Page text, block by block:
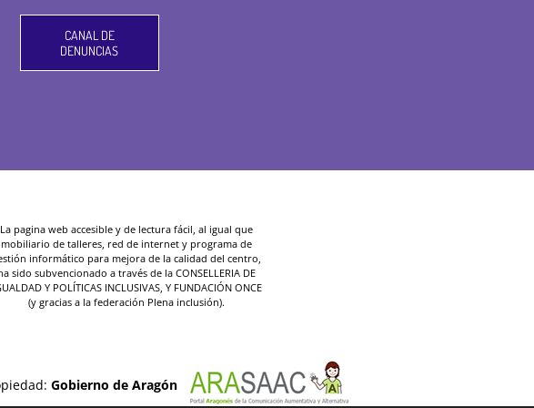
CANAL DE
DENUNCIAS
La pagina web accesible y de lectura fácil, al igual que
mobiliario de talleres, red de internet y programa de
informático para mejora de la calidad del centro,
sido subvencionado a través de la CONSELLERIA DE
Y POLÍTICAS INCLUSIVAS, Y FUNDACIÓN ONCE
(y gracias a la federación Plena inclusión).
Gobierno de Aragón